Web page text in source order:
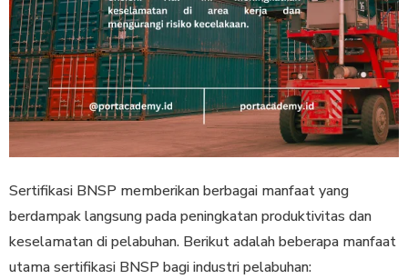
Sertifikasi BNSP memberikan berbagai manfaat yang
berdampak langsung pada peningkatan produktivitas dan
keselamatan di pelabuhan. Berikut adalah beberapa manfaat
utama sertifikasi BNSP bagi industri pelabuhan: